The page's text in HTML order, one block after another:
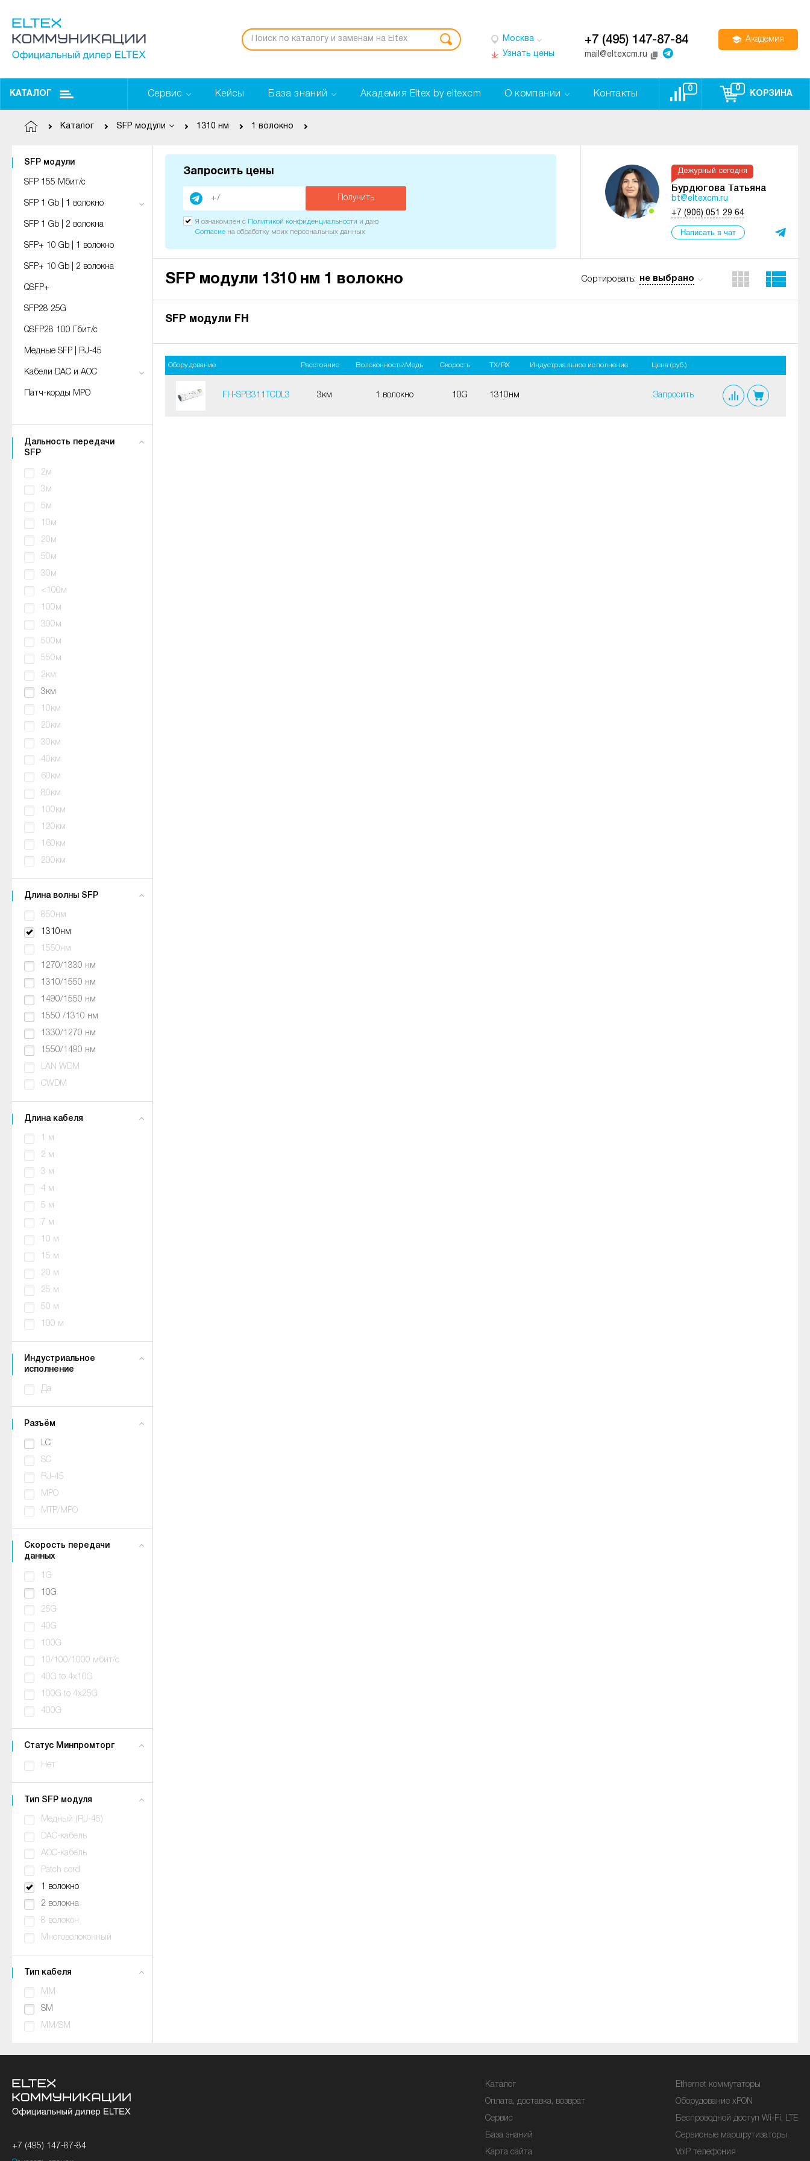
Москва
Узнать цены
+7 (495) 147-87-84
mail@eltexcm.ru
Академия
КАТАЛОГ Сервис Кейсы База знаний Академия Eltex by eltexcm О компании Контакты
0 0
КОРЗИНА
Каталог SFP модули 1310 нм 1 волокно
SFP модули
SFP 155 Мбит/с
SFP 1 Gb | 1 волокно
SFP 1 Gb | 2 волокна
SFP+ 10 Gb | 1 волокно
SFP+ 10 Gb | 2 волокна
QSFP+
SFP28 25G
QSFP28 100 Гбит/с
Медные SFP | RJ-45
Кабели DAC и AOC
Патч-корды MPO
Дальность передачи
SFP
2м
3м
5м
10м
20м
50м
30м
<100м
100м
300м
500м
550м
2км
3км
10км
20км
30км
40км
60км
80км
100км
120км
160км
200км
Длина волны SFP
850нм
1310нм
1550нм
1270/1330 нм
1310/1550 нм
1490/1550 нм
1550 /1310 нм
1330/1270 нм
1550/1490 нм
LAN WDM
CWDM
Длина кабеля
1 м
2 м
3 м
4 м
5 м
7 м
10 м
15 м
20 м
25 м
50 м
100 м
Индустриальное
исполнение
Да
Разъём
LC
SC
RJ-45
MPO
MTP/MPO
Скорость передачи
данных
1G
10G
25G
40G
100G
10/100/1000 мбит/с
40G to 4x10G
100G to 4x25G
400G
Статус Минпромторг
Нет
Тип SFP модуля
Медный (RJ-45)
DAC-кабель
AOC-кабель
Patch cord
1 волокно
2 волокна
8 волокон
Многоволоконный
Тип кабеля
MM
SM
MM/SM
Запросить цены
Получить
Я ознакомлен с Политикой конфиденциальности и даю
Согласие на обработку моих персональных данных
Дежурный сегодня
Бурдюгова Татьяна
bt@eltexcm.ru
+7 (906) 051 29 64
Написать в чат
SFP модули 1310 нм 1 волокно Сортировать: не выбрано
SFP модули FH
Оборудование Расстояние Волоконность\Медь Скорость TX/RX Индустриальное исполнение Цена (руб.)
FH-SPB311TCDL3 3км 1 волокно 10G 1310нм Запросить
+7 (495) 147-87-84
Каталог
Оплата, доставка, возврат
Сервис
База знаний
Карта сайта
Ethernet коммутаторы
Оборудование xPON
Беспроводной доступ Wi-Fi, LTE
Сервисные маршрутизаторы
VoIP телефония